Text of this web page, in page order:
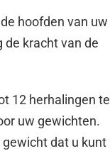
hoofden van uw
kracht van de
12 herhalingen te
uw gewichten.
dat u kunt